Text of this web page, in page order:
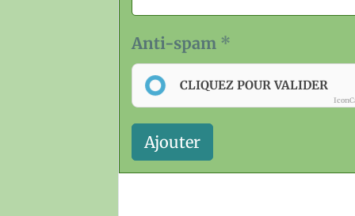
Anti-spam
CLIQUEZ POUR VALIDER
Ajouter